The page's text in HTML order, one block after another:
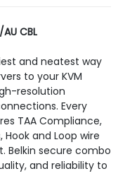
CBL
and neatest way
to your KVM
resolution
Every
TAA Compliance,
and Loop wire
Belkin secure combo
and reliability to